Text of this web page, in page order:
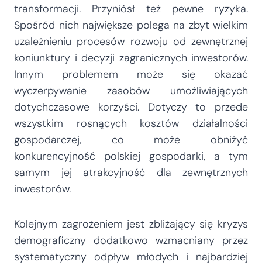
transformacji. Przyniósł też pewne ryzyka.
Spośród nich największe polega na zbyt wielkim
uzależnieniu procesów rozwoju od zewnętrznej
koniunktury i decyzji zagranicznych inwestorów.
Innym problemem może się okazać
wyczerpywanie zasobów umożliwiających
dotychczasowe korzyści. Dotyczy to przede
wszystkim rosnących kosztów działalności
gospodarczej, co może obniżyć
konkurencyjność polskiej gospodarki, a tym
samym jej atrakcyjność dla zewnętrznych
inwestorów.
Kolejnym zagrożeniem jest zbliżający się kryzys
demograficzny dodatkowo wzmacniany przez
systematyczny odpływ młodych i najbardziej